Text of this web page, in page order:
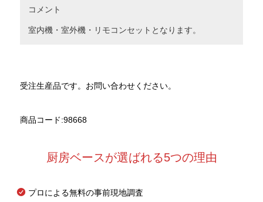
コメント
室内機・室外機・リモコンセットとなります。
受注生産品です。お問い合わせください。
商品コード:98668
厨房ベースが選ばれる5つの理由
プロによる無料の事前現地調査